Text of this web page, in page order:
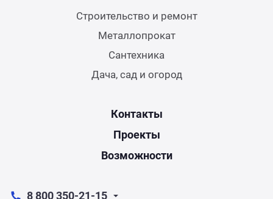
Строительство и ремонт
Металлопрокат
Сантехника
Дача, сад и огород
Контакты
Проекты
Возможности
8 800 350-21-15